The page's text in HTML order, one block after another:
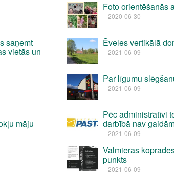
saņemt
vietās un
māju
Foto orientēšanās
2020-06-30
Ēveles vertikālā
2021-06-09
Par līgumu
2021-06-09
Pēc administratīvi
darbībā nav
2021-06-09
Valmieras
punkts
2021-06-09